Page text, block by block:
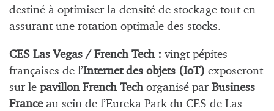
destiné à optimiser la densité de stockage tout en
assurant une rotation optimale des stocks.
CES Las Vegas / French Tech : vingt pépites
françaises de l’Internet des objets (IoT) exposeront
sur le pavillon French Tech organisé par Business
Franceau sein de l’Eureka Park du CES de Las